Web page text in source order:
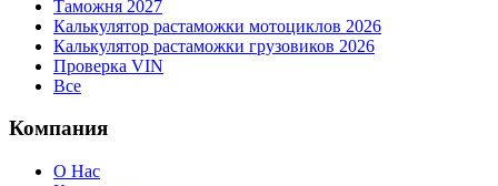
Таможня 2027
Калькулятор растаможки мотоциклов 2026
Калькулятор растаможки грузовиков 2026
Проверка VIN
Все
Компания
О Нас